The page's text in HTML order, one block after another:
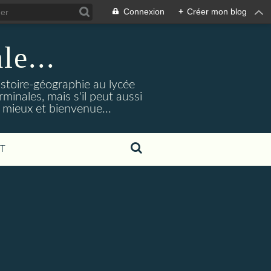
Connexion + Créer mon blog
géographie au lycée
mais s'il peut aussi
et bienvenue...